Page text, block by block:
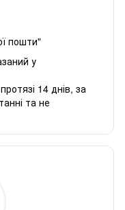
пошти"
у
14 днів, за
та не